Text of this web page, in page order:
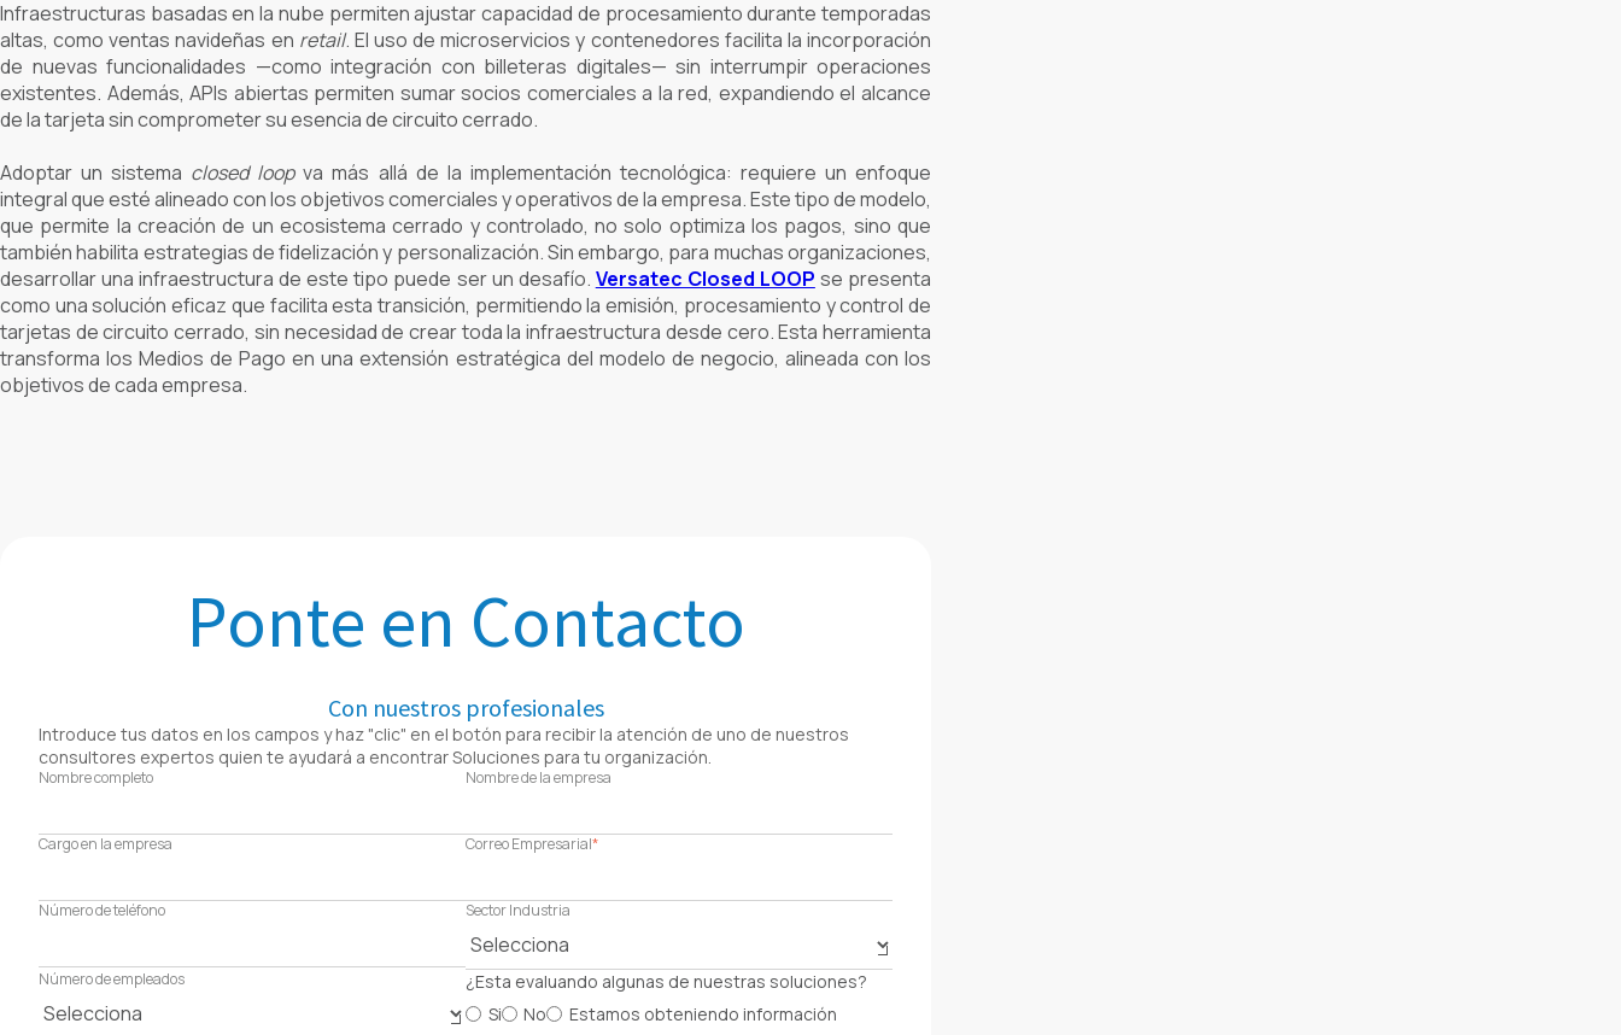
Infraestructuras basadas en la nube permiten ajustar capacidad de procesamiento durante temporadas
altas, como ventas navideñas en retail. El uso de microservicios y contenedores facilita la incorporación
de nuevas funcionalidades —como integración con billeteras digitales— sin interrumpir operaciones
existentes. Además, APIs abiertas permiten sumar socios comerciales a la red, expandiendo el alcance
de la tarjeta sin comprometer su esencia de circuito cerrado.
Adoptar un sistema closed loopva más allá de la implementación tecnológica: requiere un enfoque
integral que esté alineado con los objetivos comerciales y operativos de la empresa. Este tipo de modelo,
que permite la creación de un ecosistema cerrado y controlado, no solo optimiza los pagos, sino que
también habilita estrategias de fidelización y personalización. Sin embargo, para muchas organizaciones,
desarrollar una infraestructura de este tipo puede ser un desafío. Versatec Closed LOOP se presenta
como una solución eficaz que facilita esta transición, permitiendo la emisión, procesamiento y control de
tarjetas de circuito cerrado, sin necesidad de crear toda la infraestructura desde cero. Esta herramienta
transforma los Medios de Pago en una extensión estratégica del modelo de negocio, alineada con los
objetivos de cada empresa.
Ponte en Contacto
Con nuestros profesionales
Introduce tus datos en los campos y haz "clic" en el botón para recibir la atención de uno de nuestros
consultores expertos quien te ayudará a encontrar Soluciones para tu organización.
Nombre completo Nombre de la empresa
Cargo en la empresa Correo Empresarial*
Número de teléfono Sector Industria
Número de empleados
¿Esta evaluando algunas de nuestras soluciones?
Si
No Estamos obteniendo información